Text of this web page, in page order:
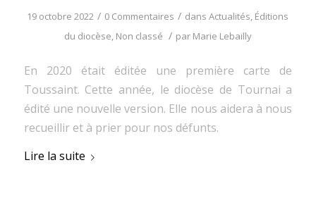
19 octobre 2022 / 0 Commentaires / dansActualités, Éditions
du diocèse, Non classé / par Marie Lebailly
En 2020 était éditée une première carte de
Toussaint. Cette année, le diocèse de Tournai a
édité une nouvelle version. Elle nous aidera à nous
recueillir et à prier pour nos défunts.
Lire la suite